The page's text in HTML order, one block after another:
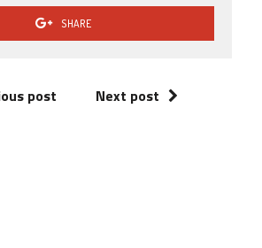
SHARE
post Next post